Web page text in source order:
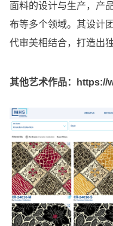
面料的设计与生产，产
布等多个领域。其设计
代审美相结合，打造出
其他艺术作品： https://